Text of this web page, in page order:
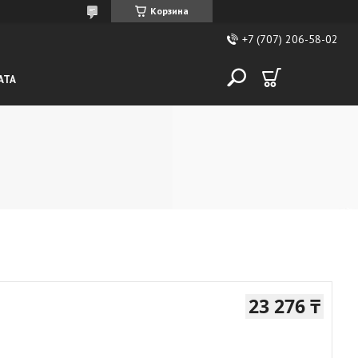
Корзина
+7 (707) 206-58-02
23 276 ₸